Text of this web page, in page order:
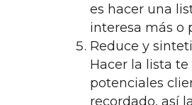
es hacer una
interesa más o
Reduce y
Hacer la lista
potenciales
recordado, así